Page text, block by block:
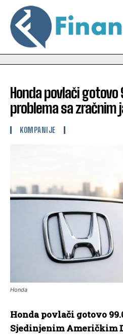
Honda povlači
problema sa zračnim
KOMPANIJE
Honda
Honda povlači gotovo
Sjedinjenim Američkim